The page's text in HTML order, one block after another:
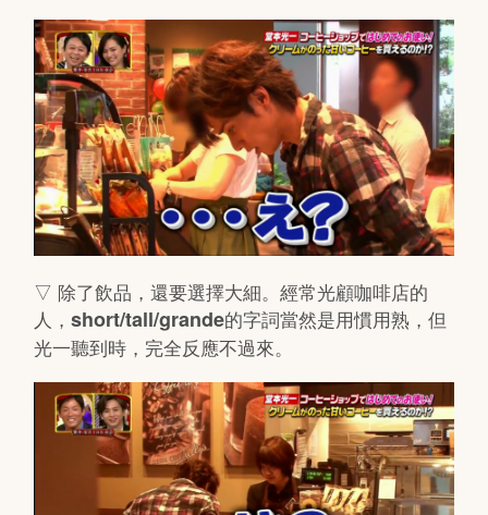
▽ 除了飲品，還要選擇大細。經常光顧咖啡店的
人，short/tall/grande的字詞當然是用慣用熟，但
光一聽到時，完全反應不過來。